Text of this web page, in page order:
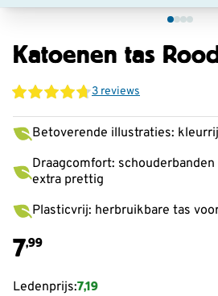
Katoenen tas
3 reviews
Betoverende illustraties:
Draagcomfort:
extra prettig
Plasticvrij: herbruikbare tas
7,99
Ledenprijs:7,19